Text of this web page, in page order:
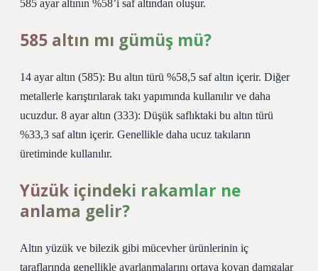
585 ayar altının %58’i saf altından oluşur.
585 altın mı gümüş mü?
14 ayar altın (585): Bu altın türü %58,5 saf altın içerir. Diğer
metallerle karıştırılarak takı yapımında kullanılır ve daha
ucuzdur. 8 ayar altın (333): Düşük saflıktaki bu altın türü
%33,3 saf altın içerir. Genellikle daha ucuz takıların
üretiminde kullanılır.
Yüzük içindeki rakamlar ne
anlama gelir?
Altın yüzük ve bilezik gibi mücevher ürünlerinin iç
taraflarında genellikle ayarlanmalarını ortaya koyan damgalar